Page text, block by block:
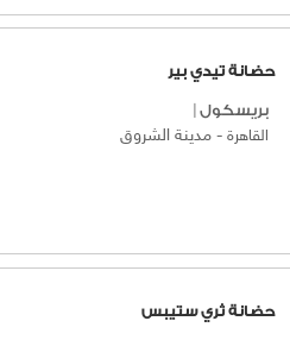
حضانة تيدي بير
بريسكول
القاهرة - مدينة الشروق
حضانة ثري ستيبس